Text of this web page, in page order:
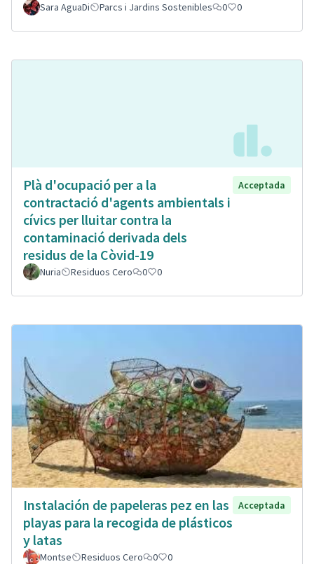
Sara AguaDi Parcs i Jardins Sostenibles 0 0
Plà d'ocupació per a la
contractació d'agents ambientals i
cívics per lluitar contra la
contaminació derivada dels
residus de la Còvid-19
Acceptada
Nuria Residuos Cero 0 0
Instalación de papeleras pez en las
playas para la recogida de plásticos
y latas
Acceptada
Montse Residuos Cero 0 0